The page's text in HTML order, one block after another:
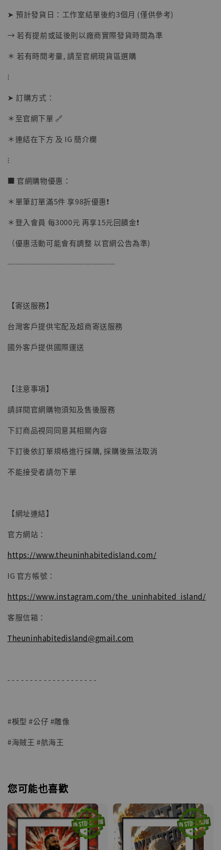
【店內現貨】海賊王 系列蒐藏雕像 布魯克達
摩 [7STARS Studio]
子彈飛 鵝城縣長 張麻子 [BK01]
NT$ 4,980
加入購物車
➤ 預計發貨日：工作室結單後約3個月 (僅供參考)
→ 若有提前或延後則以廠商實際發貨時間為準
＊ 若有時間考量, 請至官網現貨區選購
⁝
➤ 訂購方式：
＊至官網下單 🔗
＊連結在下方 及 IG 簡介欄
⁝
■ 官網購物優惠：
＊單筆訂單滿5件 享98折優惠❗️
＊登入會員 每3000元 再享15元回饋金❗️
（優惠活動可能會有調整 以官網公告為準)
──────────────
【寄送服務】
台灣客戶提供宅配及超商寄送服務
國外客戶提供國際運送
【注意事項】
請詳閱官網購物須知及售後服務
下訂商品視同同意其相關內容
下訂後依訂單規格進行採購, 採購後無法取消
不能接受者請勿下單
【網址連結】
官方網站：
https://www.theuninhabitedisland.com/
IG 官方帳號：
https://www.instagram.com/the_uninhabited_island/
客服信箱：
Theuninhabitedisland@gmail.com
- - - - - - - - - - - - - - - - - - - -
#模型 #公仔 #雕像
#海賊王 #航海王
您可能也喜歡